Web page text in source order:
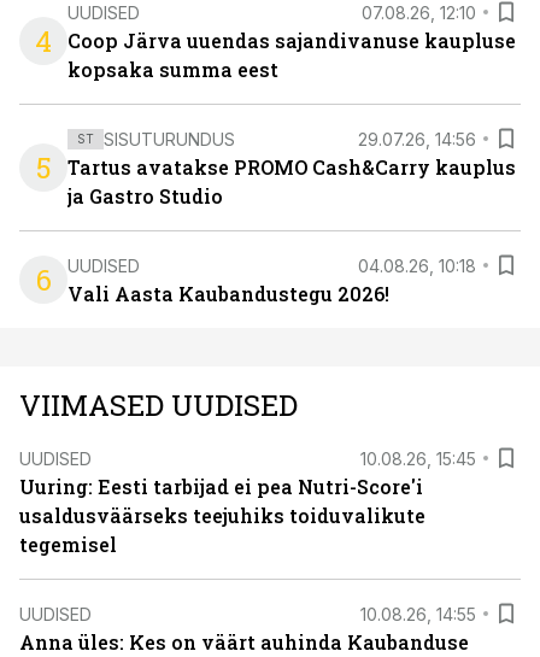
4
UUDISED 07.08.26, 12:10
Coop Järva uuendas sajandivanuse kaupluse
kopsaka summa eest
5
ST SISUTURUNDUS 29.07.26, 14:56
Tartus avatakse PROMO Cash&Carry kauplus
ja Gastro Studio
6 UUDISED 04.08.26, 10:18
Vali Aasta Kaubandustegu 2026!
VIIMASED UUDISED
UUDISED 10.08.26, 15:45
Uuring: Eesti tarbijad ei pea Nutri-Score'i
usaldusväärseks teejuhiks toiduvalikute
tegemisel
UUDISED 10.08.26, 14:55
Anna üles: Kes on väärt auhinda Kaubanduse